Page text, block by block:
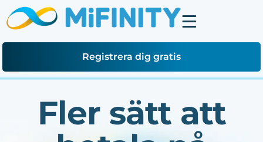
Registrera dig gratis
Fler sätt att